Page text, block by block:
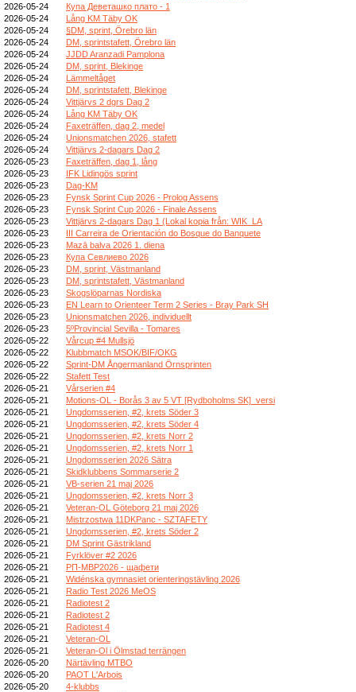
2026-05-24
Купа Деветашко плато - 1
2026-05-24
Lång KM Täby OK
2026-05-24
§DM, sprint, Örebro län
2026-05-24
DM, sprintstafett, Örebro län
2026-05-24
JJDD Aranzadi Pamplona
2026-05-24
DM, sprint, Blekinge
2026-05-24
Lämmeltåget
2026-05-24
DM, sprintstafett, Blekinge
2026-05-24
Vittjärvs 2 dgrs Dag 2
2026-05-24
Lång KM Täby OK
2026-05-24
Faxeträffen, dag 2, medel
2026-05-24
Unionsmatchen 2026, stafett
2026-05-24
Vittjärvs 2-dagars Dag 2
2026-05-23
Faxeträffen, dag 1, lång
2026-05-23
IFK Lidingös sprint
2026-05-23
Dag-KM
2026-05-23
Fynsk Sprint Cup 2026 - Prolog Assens
2026-05-23
Fynsk Sprint Cup 2026 - Finale Assens
2026-05-23
Vittjärvs 2-dagars Dag 1 (Lokal kopia från: WIK_LA
2026-05-23
III Carreira de Orientación do Bosque do Banquete
2026-05-23
Mazā balva 2026 1. diena
2026-05-23
Купа Севлиево 2026
2026-05-23
DM, sprint, Västmanland
2026-05-23
DM, sprintstafett, Västmanland
2026-05-23
Skogslöparnas Nordiska
2026-05-23
EN Learn to Orienteer Term 2 Series - Bray Park SH
2026-05-23
Unionsmatchen 2026, individuellt
2026-05-23
5ºProvincial Sevilla - Tomares
2026-05-22
Vårcup #4 Mullsjö
2026-05-22
Klubbmatch MSOK/BIF/OKG
2026-05-22
Sprint-DM Ångermanland Örnsprinten
2026-05-22
Stafett Test
2026-05-21
Vårserien #4
2026-05-21
Motions-OL - Borås 3 av 5 VT [Rydboholms SK]_versi
2026-05-21
Ungdomsserien, #2, krets Söder 3
2026-05-21
Ungdomsserien, #2, krets Söder 4
2026-05-21
Ungdomsserien, #2, krets Norr 2
2026-05-21
Ungdomsserien, #2, krets Norr 1
2026-05-21
Ungdomsserien 2026 Sätra
2026-05-21
Skidklubbens Sommarserie 2
2026-05-21
VB-serien 21 maj 2026
2026-05-21
Ungdomsserien, #2, krets Norr 3
2026-05-21
Veteran-OL Göteborg 21 maj 2026
2026-05-21
Mistrzostwa 11DKPanc - SZTAFETY
2026-05-21
Ungdomsserien, #2, krets Söder 2
2026-05-21
DM Sprint Gästrikland
2026-05-21
Fyrklöver #2 2026
2026-05-21
РП-МВР2026 - щафети
2026-05-21
Widénska gymnasiet orienteringstävling 2026
2026-05-21
Radio Test 2026 MeOS
2026-05-21
Radiotest 2
2026-05-21
Radiotest 2
2026-05-21
Radiotest 4
2026-05-21
Veteran-OL
2026-05-21
Veteran-Ol i Ölmstad terrängen
2026-05-20
Närtävling MTBO
2026-05-20
PAOT L'Arbois
2026-05-20
4-klubbs